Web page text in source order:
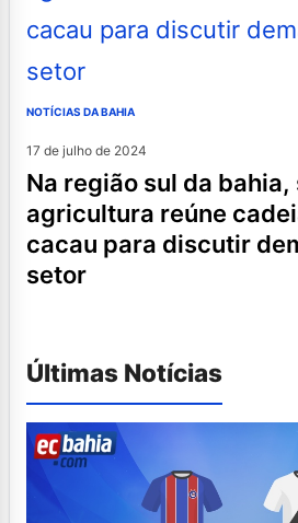
NOTÍCIAS DA BAHIA
17 de julho de 2024
na região sul da bahia, secretaria da
agricultura reúne
cacau para discutir
setor
Últimas Notícias